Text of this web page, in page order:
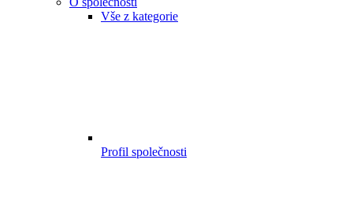
Vše z kategorie
Profil společnosti